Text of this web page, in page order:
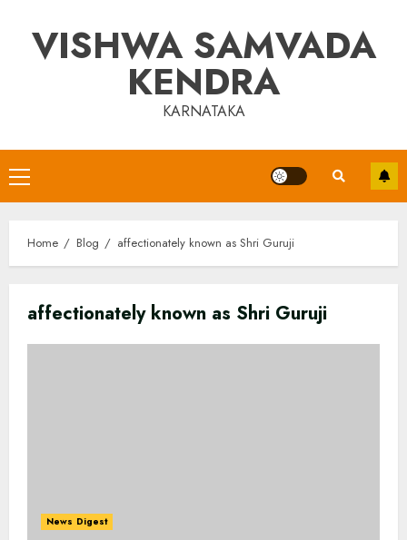
contentVISHWA SAMVADA
KENDRA
KARNATAKA
Primary
Menu
Home Blog affectionately known as Shri Guruji
affectionately known as Shri Guruji
News Digest